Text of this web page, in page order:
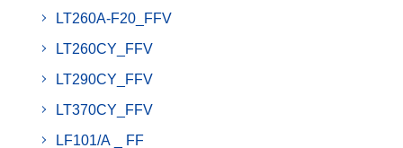
LT260A-F20_FFV
LT260CY_FFV
LT290CY_FFV
LT370CY_FFV
LF101/A _ FF